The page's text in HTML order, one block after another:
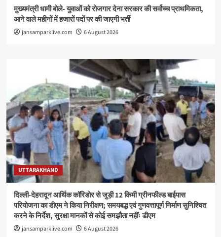
मुख्यमंत्री धामी बोले- युवाओं को रोजगार देना सरकार की सर्वोच्च प्राथमिकता,
आने वाले महीनों में हजारों पदों पर की जाएगी भर्ती
jansamparklive.com 6 August 2026
UTTARAKHAND
दिल्ली-देहरादून आर्थिक कॉरिडोर से जुड़ी 12 किमी ग्रीनफील्ड बाईपास
परियोजना का डीएम ने किया निरीक्षण; समयबद्ध एवं गुणवत्तापूर्ण निर्माण सुनिश्चित
करने के निर्देश, सुरक्षा मानकों से कोई समझौता नहींः डीएम
jansamparklive.com 6 August 2026